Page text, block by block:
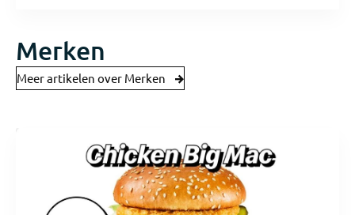
Merken
Meer artikelen over Merken